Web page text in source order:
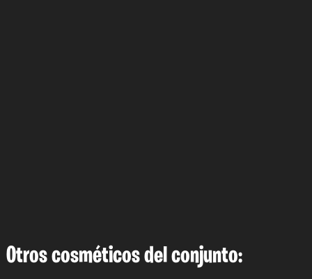
Otros cosméticos del conjunto: